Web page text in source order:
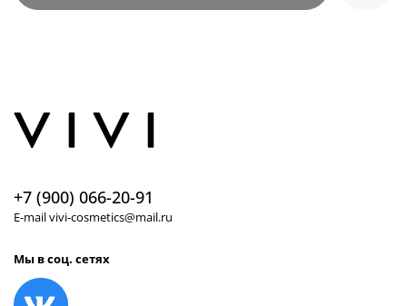
+7 (900) 066-20-91
E-mail vivi-cosmetics@mail.ru
Мы в соц. сетях